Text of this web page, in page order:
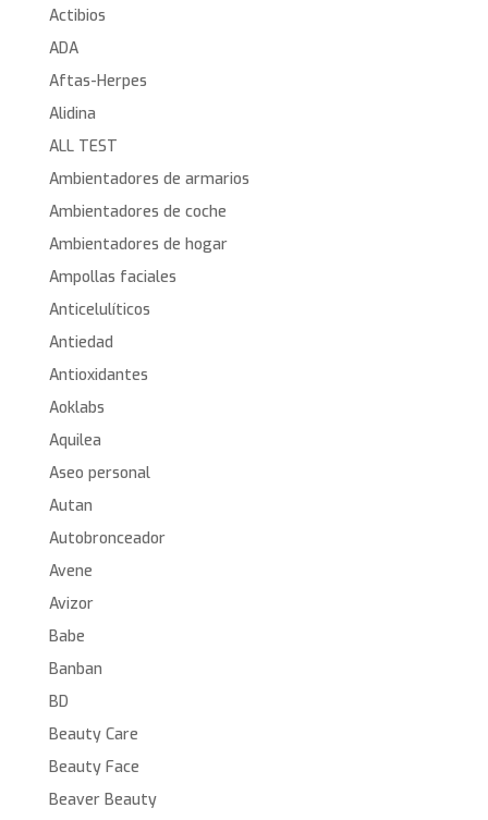
Actibios
ADA
Aftas-Herpes
Alidina
ALL TEST
Ambientadores de armarios
Ambientadores de coche
Ambientadores de hogar
Ampollas faciales
Anticelulíticos
Antiedad
Antioxidantes
Aoklabs
Aquilea
Aseo personal
Autan
Autobronceador
Avene
Avizor
Babe
Banban
BD
Beauty Care
Beauty Face
Beaver Beauty